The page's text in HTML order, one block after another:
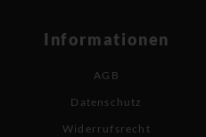
Informationen
AGB
Datenschutz
Widerrufsrecht